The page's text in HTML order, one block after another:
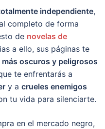
independiente,
completo de forma
de novelas de
a ello, sus páginas te
oscuros y peligrosos
te enfrentarás a
y a crueles enemigos
tu vida para silenciarte.
en el mercado negro,